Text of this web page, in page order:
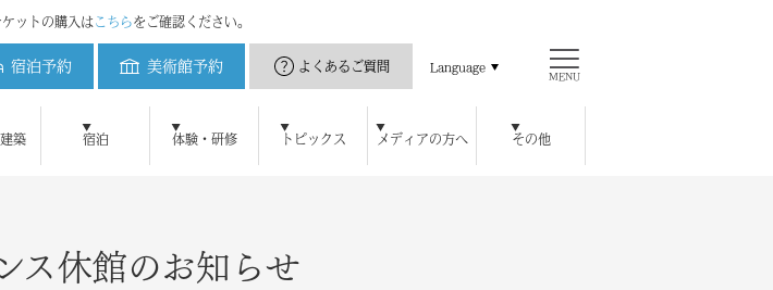
ットの購入は こちらをご確認ください。
宿泊予約 美術館予約 よくあるご質問 Language
MENU
直島とは
築 宿泊 体験・研修
育プログラム 直島コメづくりプロジェクト
トピックス
直島新美術館特設サイト ベネッセハウス オンラインショップ
メディアの方へ
レスリリース プレスキット
その他
合わせ 採用情報
ス休館のお知らせ